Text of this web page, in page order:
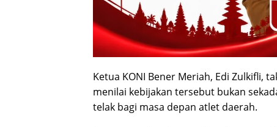
Ketua KONI Bener Meriah, Edi Zulkifli,
menilai kebijakan tersebut bukan
telak bagi masa depan atlet daerah.